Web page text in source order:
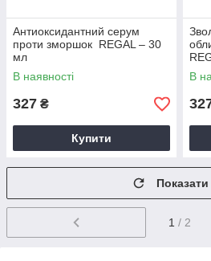
Антиоксидантний серум
проти зморшок REGAL – 30
мл
В наявності
327 ₴
Купити
В
1 / 2